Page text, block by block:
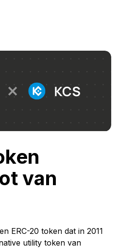
van
ERC-20 token dat in 2011
utility token van